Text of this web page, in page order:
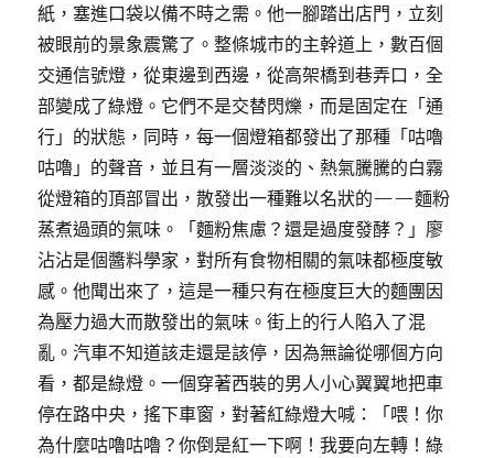
紙，塞進口袋以備不時之需。他一腳踏出店門，立刻
被眼前的景象震驚了。整條城市的主幹道上，數百個
交通信號燈，從東邊到西邊，從高架橋到巷弄口，全
部變成了綠燈。它們不是交替閃爍，而是固定在「通
行」的狀態，同時，每一個燈箱都發出了那種「咕嚕
咕嚕」的聲音，並且有一層淡淡的、熱氣騰騰的白霧
從燈箱的頂部冒出，散發出一種難以名狀的——麵粉
蒸煮過頭的氣味。「麵粉焦慮？還是過度發酵？」廖
沾沾是個醬料學家，對所有食物相關的氣味都極度敏
感。他聞出來了，這是一種只有在極度巨大的麵團因
為壓力過大而散發出的氣味。街上的行人陷入了混
亂。汽車不知道該走還是該停，因為無論從哪個方向
看，都是綠燈。一個穿著西裝的男人小心翼翼地把車
停在路中央，搖下車窗，對著紅綠燈大喊：「喂！你
為什麼咕嚕咕嚕？你倒是紅一下啊！我要向左轉！綠